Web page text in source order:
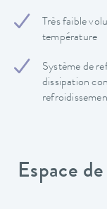
Très faible
température
Système de
dissipation
Espace